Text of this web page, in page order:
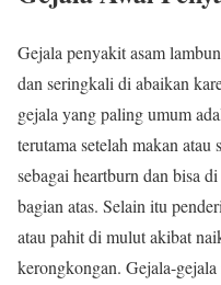
Gejala penyakit asam
dan seringkali di abaikan
gejala yang paling umum
terutama setelah makan
sebagai heartburn dan bisa
bagian atas. Selain itu
atau pahit di mulut akibat
kerongkongan. Gejala-